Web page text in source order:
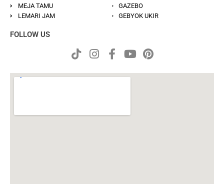
MEJA TAMU
LEMARI JAM
GAZEBO
GEBYOK UKIR
FOLLOW US